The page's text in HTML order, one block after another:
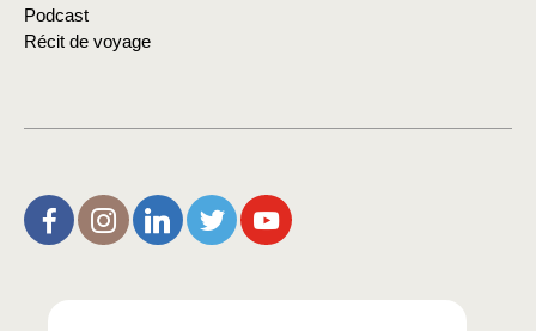
Podcast
Récit de voyage
L’Aire de Rien (facebook)
Christophe Noisette (instagram)
Christophe Noisette (Linkedin)
Christophe Noisette (X | Twitter)
L’Aire de Rien (You Tube)